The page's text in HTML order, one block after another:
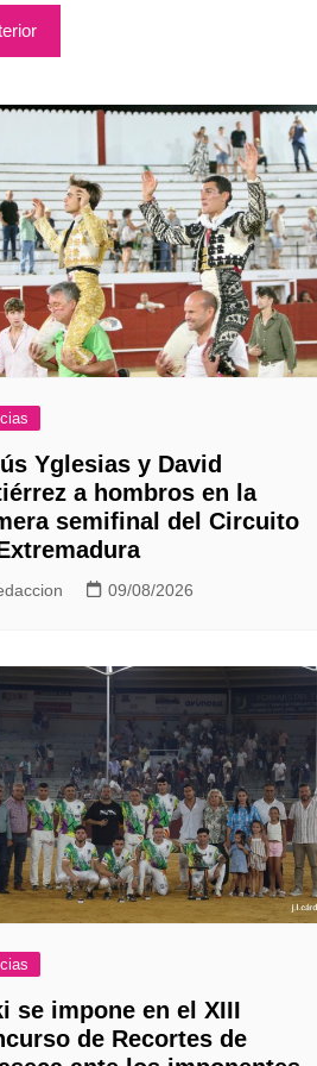
Yglesias y David
a hombros en la
semifinal del Circuito
09/08/2026
se impone en el XIII
de Recortes de